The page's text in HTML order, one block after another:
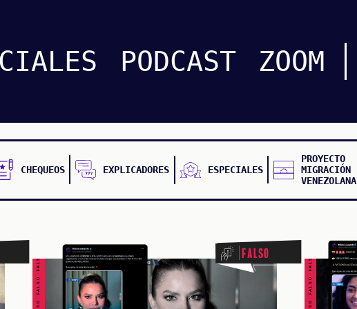
PODCAST ZOOM
CHEQUEOS EXPLICADORES ESPECIALES
PROYECTO
MIGRACIÓN
VENEZOLANA
Falso